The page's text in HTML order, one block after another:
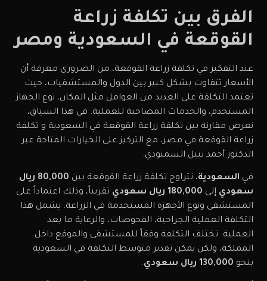
الفرق بين تكلفة زراعة
القوقعة في السعودية ومصر
عند التفكير في تكلفة زراعة القوقعة، من الضروري معرفة أن
الأسعار تتفاوت بشكل كبير بين الدول والمستشفيات، حيث
تعتمد التكلفة على العديد من العوامل مثل المكان، نوع الجهاز
المستخدم، والخدمات المصاحبة للعملية. في هذا السياق،
نعرض مقارنة بين تكلفة زراعة القوقعة في السعودية و تكلفة
زراعة القوقعة في مصر، مع التركيز على الخيارات المتاحة عبر
الدكتور أحمد نبيل السمنودي.
في السعودية، تتراوح تكلفة زراعة القوقعة بين
80,000 ريال
سعودي إلى 180,000 ريال سعودي
تقريباً، وذلك اعتماداً على
المستشفى ونوع الأجهزة المستخدمة في الزراعة. يشمل هذا
التكلفة العملية الجراحية، الفحوصات، والرعاية ما بعد
العملية. تختلف التكلفة وفقاً للمستشفى والموقع داخل
المملكة، ولكن يمكن تقدير متوسط التكلفة في السعودية
بنحو 130,000 ريال سعودي .